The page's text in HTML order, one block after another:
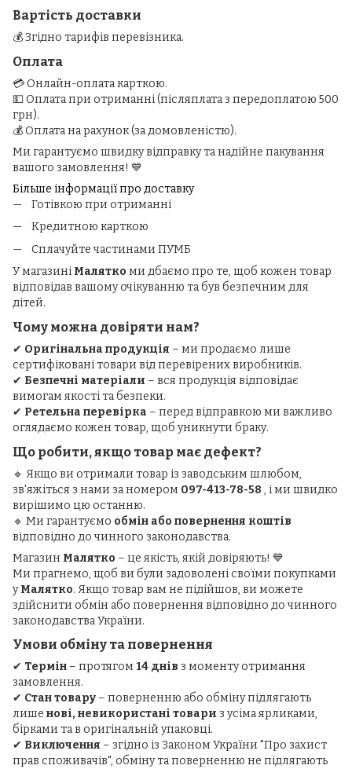
Вартість доставки
💰 Згідно тарифів перевізника.
Оплата
💳 Онлайн-оплата карткою.
💵 Оплата при отриманні (післяплата з передоплатою 500
грн).
💰 Оплата на рахунок (за домовленістю).
Ми гарантуємо швидку відправку та надійне пакування
вашого замовлення! 💙
Більше інформації про доставку
Готівкою при отриманні
Кредитною карткою
Сплачуйте частинами ПУМБ
У магазині Малятко ми дбаємо про те, щоб кожен товар
відповідав вашому очікуванню та був безпечним для
дітей.
Чому можна довіряти нам?
✔ Оригінальна продукція – ми продаємо лише
сертифіковані товари від перевірених виробників.
✔ Безпечні матеріали – вся продукція відповідає
вимогам якості та безпеки.
✔ Ретельна перевірка – перед відправкою ми важливо
оглядаємо кожен товар, щоб уникнути браку.
Що робити, якщо товар має дефект?
🔹 Якщо ви отримали товар із заводським шлюбом,
зв'яжіться з нами за номером 097-413-78-58 , і ми швидко
вирішимо цю останню.
🔹 Ми гарантуємо обмін або повернення коштів
відповідно до чинного законодавства.
Магазин Малятко – це якість, якій довіряють! 💙
Ми прагнемо, щоб ви були задоволені своїми покупками
уМалятко. Якщо товар вам не підійшов, ви можете
здійснити обмін або повернення відповідно до чинного
законодавства України.
Умови обміну та повернення
✔ Термін – протягом 14 днів з моменту отримання
замовлення.
✔ Стан товару – поверненню або обміну підлягають
лише нові, невикористані товари з усіма ярликами,
бірками та в оригінальній упаковці.
✔ Виключення – згідно із Законом України "Про захист
прав споживачів", обміну та поверненню не підлягають